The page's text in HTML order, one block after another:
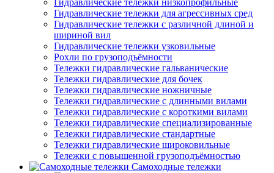
Гидравлические тележки низкопрофильные
Гидравлические тележки для агрессивных сред
Гидравлические тележки с различной длиной и
шириной вил
Гидравлические тележки узковильные
Рохли по грузоподъёмности
Тележки гидравлические гальванические
Тележки гидравлические для бочек
Тележки гидравлические ножничные
Тележки гидравлические с длинными вилами
Тележки гидравлические с короткими вилами
Тележки гидравлические специализированные
Тележки гидравлические стандартные
Тележки гидравлические широковильные
Тележки с повышенной грузоподъёмностью
Самоходные тележки